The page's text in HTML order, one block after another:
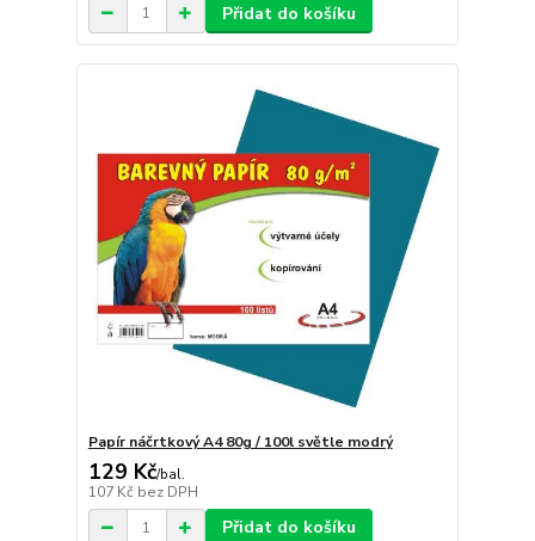
Přidat do košíku
Papír náčrtkový A4 80g / 100l světle modrý
129 Kč/bal.
107 Kč bez DPH
Přidat do košíku